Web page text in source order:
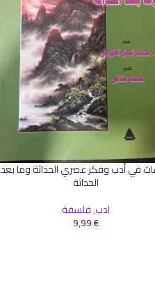
السلة
في أدب وفكر عصري الحداثة وما بعد
الحداثة
ادب,فلسفة
9,99€